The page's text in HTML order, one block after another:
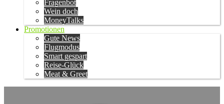
Fragenbot
Wein doch
MoneyTalks
Promotionen
Gute News
Flugmodus
Smart gespart
Reise-Glück
Meat & Greet